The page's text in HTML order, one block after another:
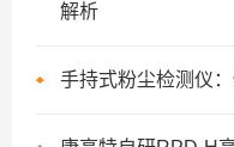
解析
手持式粉尘检测仪